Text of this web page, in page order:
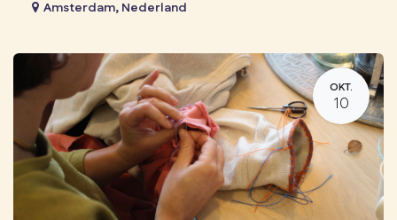
Amsterdam, Nederland
OKT.
10